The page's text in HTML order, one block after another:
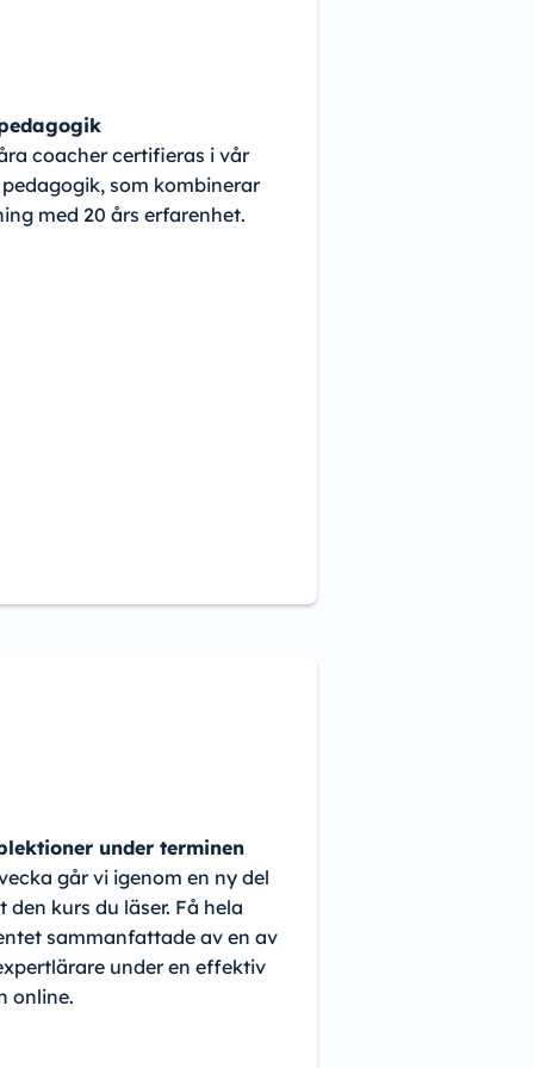
coacher certifieras i vår
som kombinerar
med 20 års erfarenhet.
under terminen
går vi igenom en ny del
den kurs du läser. Få hela
sammanfattade av en av
under en effektiv
online.